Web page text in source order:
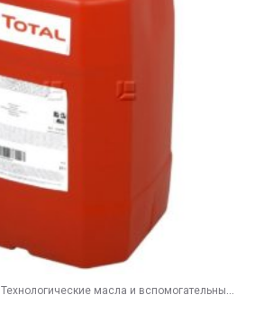
Технологические масла и вспомогательные продукты